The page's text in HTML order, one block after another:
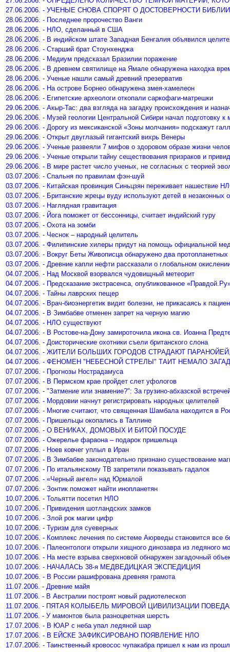
27.06.2006. - УЧЕНЫЕ СНОВА СПОРЯТ О ДОСТОВЕРНОСТИ БИБЛИИ
28.06.2006. - Последнее пророчество Ванги
28.06.2006. - НЛО, сделанный в США
28.06.2006. - В индийском штате Западная Бенгалия объявился
28.06.2006. - Старший брат Стоунхенджа
28.06.2006. - Медиум предсказал Бразилии поражение
28.06.2006. - В древнем святилище на Ямале обнаружена находка
28.06.2006. - Ученые нашли самый древний презерватив
28.06.2006. - На острове Борнео обнаружена змея-хамелеон
28.06.2006. - Египетские археологи откопали саркофаги-матрешки
29.06.2006. - Акыр-Тас: два взгляда на загадку происхождения и
29.06.2006. - Музей геологии Центральной Сибири начал подготовку
29.06.2006. - Дорогу из мексиканской «Зоны молчания» подскажут
29.06.2006. - Открыт двуглазый гигантский вихрь Венеры
29.06.2006. - Ученые развеяли 7 мифов о здоровом образе жизни
29.06.2006. - Ученые открыли тайну сеществования призраков и
29.06.2006. - В мире растет число ученых, не согласных с теорией
03.07.2006. - Спальня по правилам фэн-шуй
03.07.2006. - Китайская провинция Синьцзян переживает нашествие
03.07.2006. - Британские жрецы вуду используют детей в незаконных
03.07.2006. - Наглядная гравитация
03.07.2006. - Йога поможет от бессонницы, считает индийский гуру
03.07.2006. - Охота на зомби
03.07.2006. - Чеснок – народный целитель
03.07.2006. - Филипинские хилеры придут на помощь официальной
03.07.2006. - Вокруг Беты Живописца обнаружено два протопланетных
03.07.2006. - Древние капли нефти рассказали о глобальном
04.07.2006. - Над Москвой взорвался чудовищный метеорит
04.07.2006. - Предсказание экстрасенса, опубликованное
04.07.2006. - Тайны лаврских пещер
04.07.2006. - Врач-биоэнергетик видит болезни, не прикасаясь к
04.07.2006. - В Зимбабве отменен запрет на черную магию
04.07.2006. - НЛО существуют
04.07.2006. - В Ростове-на-Дону замироточила икона св. Иоанна
04.07.2006. - Доисторические охотники съели британского слона
04.07.2006. - ЖИТЕЛИ БОЛЬШИХ ГОРОДОВ СТРАДАЮТ
04.07.2006. - ФЕНОМЕН "НЕБЕСНОЙ СТРЕЛЫ" ТАИТ НЕМАЛО
07.07.2006. - Прогнозы Нострадамуса
07.07.2006. - В Пермском крае пройдет слет уфологов
07.07.2006. - "Затмение или знамение?": За грузино-абхазской
07.07.2006. - Мордовии начнут регистрировать народных целителей
07.07.2006. - Многие считают, что священная Шамбала находится в
07.07.2006. - Пришельцы окопались в Таллине
07.07.2006. - О ВЕНИКАХ, ДОМОВЫХ И БИТОЙ ПОСУДЕ
07.07.2006. - Ожерелье фараона – подарок пришельца
07.07.2006. - Ноев ковчег уплыл в Иран
07.07.2006. - В Зимбабве законодательно признано существование
07.07.2006. - По итальянскому ТВ запретили показывать гадалок
07.07.2006. - «Черный ангел» над Юрмалой
07.07.2006. - Зонтик поможет найти инопланетян
10.07.2006. - Тольятти посетил НЛО
10.07.2006. - Привидения шотландских замков
10.07.2006. - Злой рок магии цифр
10.07.2006. - Туризм для суеверных
10.07.2006. - Комплекс лечения по системе Аюрведы становится все
10.07.2006. - Палеонтологи открыли хищного динозавра из ледяного
10.07.2006. - На месте взрыва сверхновой обнаружен загадочный
10.07.2006. - НАЧАЛАСЬ 38-я МЕДВЕДИЦКАЯ ЭКСПЕДИЦИЯ
10.07.2006. - В России рашифрована древняя грамота
11.07.2006. - Древние майя
11.07.2006. - В Австралии построят новый радиотелескоп
11.07.2006. - ПЯТАЯ КОЛЫБЕЛЬ МИРОВОЙ ЦИВИЛИЗАЦИИ
11.07.2006. - У мамонтов была разноцветная шерсть
17.07.2006. - В ЮАР с неба упал ледяной шар
17.07.2006. - В ЕЙСКЕ ЗАФИКСИРОВАНО ПОЯВЛЕНИЕ НЛО
17.07.2006. - Таинственный кровосос чупакабра пришел к нам из